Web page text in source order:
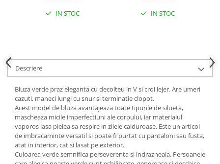
IN STOC IN STOC
Descriere
Bluza verde praz eleganta cu decolteu in V si croi lejer. Are umeri
cazuti, maneci lungi cu snur si terminatie clopot.
Acest model de bluza avantajeaza toate tipurile de silueta,
mascheaza micile imperfectiuni ale corpului, iar materialul
vaporos lasa pielea sa respire in zilele calduroase. Este un articol
de imbracaminte versatil si poate fi purtat cu pantaloni sau fusta,
atat in interior, cat si lasat pe exterior.
Culoarea verde semnifica perseverenta si indrazneala. Persoanele